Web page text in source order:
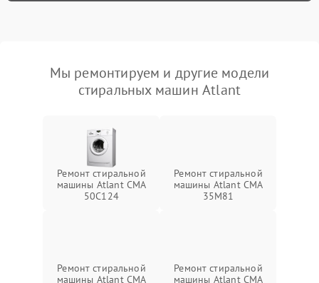
Мы ремонтируем и другие модели
стиральных машин Atlant
Ремонт стиральной
машины Atlant СМА
50С124
Ремонт стиральной
машины Atlant СМА
35М81
Ремонт стиральной
машины Atlant СМА
Ремонт стиральной
машины Atlant СМА